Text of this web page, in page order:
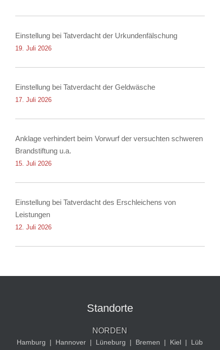
Einstellung bei Tatverdacht der Urkundenfälschung
19. Juli 2026
Einstellung bei Tatverdacht der Geldwäsche
17. Juli 2026
Anklage verhindert beim Vorwurf der versuchten schweren
Brandstiftung u.a.
15. Juli 2026
Einstellung bei Tatverdacht des Erschleichens von
Leistungen
12. Juli 2026
Standorte
NORDEN
Hamburg | Hannover | Lüneburg | Bremen | Kiel |
Lüb